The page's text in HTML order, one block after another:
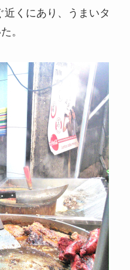
くにあり、うまいタ
。